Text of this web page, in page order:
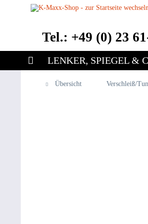
Tel.: +49 (0) 23
LENKER, SPIEGEL &
Übersicht Verschleiß/